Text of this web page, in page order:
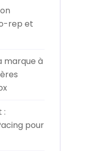
rep et
marque à
:
pour